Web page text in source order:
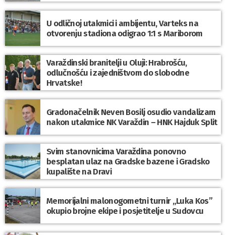
U odličnoj utakmici i ambijentu, Varteks na
otvorenju stadiona odigrao 1:1 s Mariborom
Varaždinski branitelji u Oluji: Hrabrošću,
odlučnošću i zajedništvom do slobodne
Hrvatske!
Gradonačelnik Neven Bosilj osudio vandalizam
nakon utakmice NK Varaždin – HNK Hajduk Split
Svim stanovnicima Varaždina ponovno
besplatan ulaz na Gradske bazene i Gradsko
kupalište na Dravi
Memorijalni malonogometni turnir „Luka Kos”
okupio brojne ekipe i posjetitelje u Sudovcu